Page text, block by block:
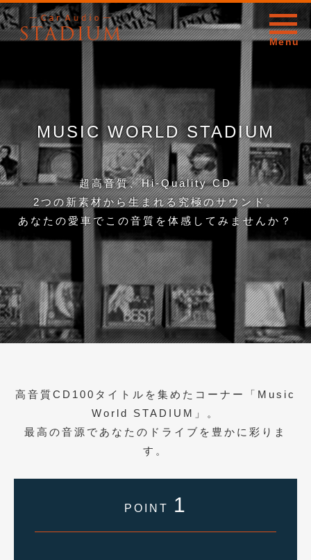
MUSIC WORLD STADIUM
超高音質、Hi-Quality CD
2つの新素材から生まれる究極のサウンド。
あなたの愛車でこの音質を体感してみませんか？
高音質CD100タイトルを集めたコーナー「Music
World STADIUM」。
最高の音源であなたのドライブを豊かに彩りま
す。
POINT 1